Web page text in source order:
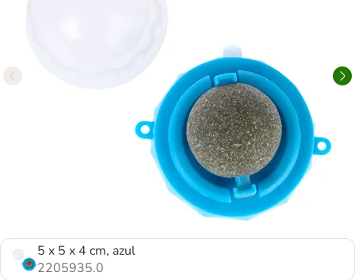
5 x 5 x 4 cm, azul
2205935.0